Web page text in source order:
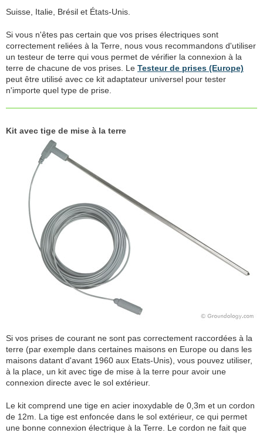
Suisse, Italie, Brésil et États-Unis.
Si vous n'êtes pas certain que vos prises électriques sont
correctement reliées à la Terre, nous vous recommandons d'utiliser
un testeur de terre qui vous permet de vérifier la connexion à la
terre de chacune de vos prises. Le Testeur de prises (Europe)
peut être utilisé avec ce kit adaptateur universel pour tester
n'importe quel type de prise.
Kit avec tige de mise à la terre
Si vos prises de courant ne sont pas correctement raccordées à la
terre (par exemple dans certaines maisons en Europe ou dans les
maisons datant d'avant 1960 aux Etats-Unis), vous pouvez utiliser,
à la place, un kit avec tige de mise à la terre pour avoir une
connexion directe avec le sol extérieur.
Le kit comprend une tige en acier inoxydable de 0,3m et un cordon
de 12m. La tige est enfoncée dans le sol extérieur, ce qui permet
une bonne connexion électrique à la Terre. Le cordon ne fait que